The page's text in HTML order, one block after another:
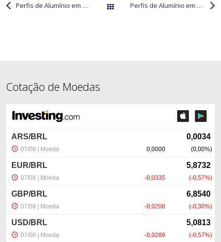
Perfis de Alumínio em Coronel Fabriciano Páginas Perfis de Alumínio em Córrego do Bom Jesus
Cotação de Moedas